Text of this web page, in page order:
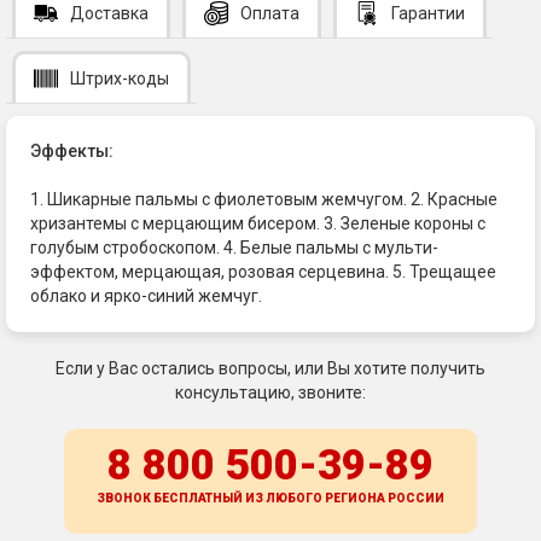
Доставка Оплата Гарантии
Штрих-коды
Эффекты:
1. Шикарные пальмы с фиолетовым жемчугом. 2. Красные
хризантемы с мерцающим бисером. 3. Зеленые короны с
голубым стробоскопом. 4. Белые пальмы с мульти-
эффектом, мерцающая, розовая серцевина. 5. Трещащее
облако и ярко-синий жемчуг.
Если у Вас остались вопросы, или Вы хотите получить
консультацию, звоните:
8 800 500-39-89
ЗВОНОК БЕСПЛАТНЫЙ ИЗ ЛЮБОГО РЕГИОНА РОССИИ